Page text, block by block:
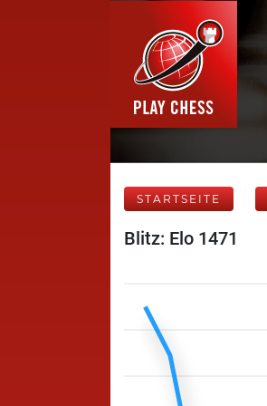
STARTSEITE
Blitz: Elo 1471